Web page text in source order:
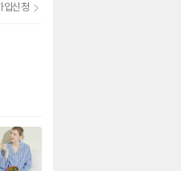
입신청